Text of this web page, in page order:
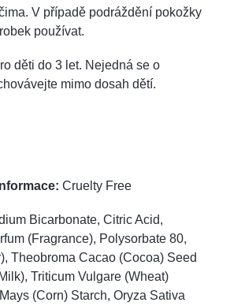
V případě podráždění pokožky
používat.
děti do 3 let. Nejedná se o
mimo dosah dětí.
Cruelty Free
Bicarbonate, Citric Acid,
(Fragrance), Polysorbate 80,
Theobroma Cacao (Cocoa) Seed
Triticum Vulgare (Wheat)
(Corn) Starch, Oryza Sativa